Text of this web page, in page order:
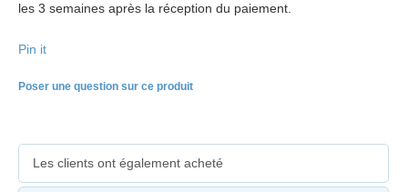
les 3 semaines après la réception du paiement.
Pin it
Poser une question sur ce produit
Les clients ont également acheté